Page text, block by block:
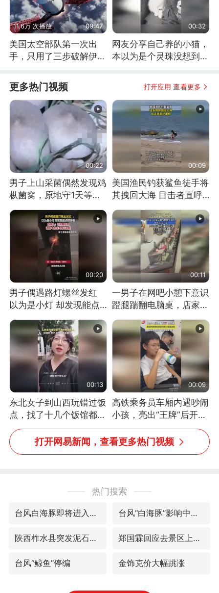
11.6万 次播放 09:47
美国太空部队第一次出
手，只用了三步破解伊朗
00:32
网友分享自己养的小猫，
本以为是个灵珠没想到是
更多热门视频 打开应用 查看更多
00:22
男子上山采菌偶然发现鸡
枞菌窝，原地守1天等它
00:09
美国渔民钓获鲨鱼徒手将
其拽回大海 目击者直呼
消息）
00:20
男子偶遇路灯螺丝发红
以为是小灯 却发现能点
处理
00:11
一男子在网吧小憩下意识
蹬腿踹翻电脑桌，店家3
00:13
东北女子到山西玩错过饭
点，找了十几个饭馆都没
开门：午休到几点
00:09
高铁乘务员车厢内遇吵闹
小孩，亮出“王牌”后开启
一键静音
打开网易新闻，查看更多热门视频
热门搜索
台风白海豚即将进入48小时警戒线 台风“白海豚”影响中国已成定局
陕西柞水县突发泥石流致1死2失联 郑国霖回应去景区上班被保安拦下
台风“鲸鱼”停编 金饰克价大幅跳涨